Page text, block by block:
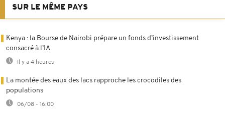
SUR LE MÊME PAYS
Kenya : la Bourse de Nairobi prépare un fonds d’investissement
consacré à l’IA
Il y a 4 heures
La montée des eaux des lacs rapproche les crocodiles des
populations
06/08 - 16:00